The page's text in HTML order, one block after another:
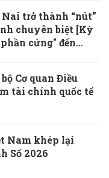
Nai trở thành “nút”
chuyên biệt [Kỳ
cứng" đến
Cơ quan Điều
tài chính quốc tế
Nam khép lại
Số 2026